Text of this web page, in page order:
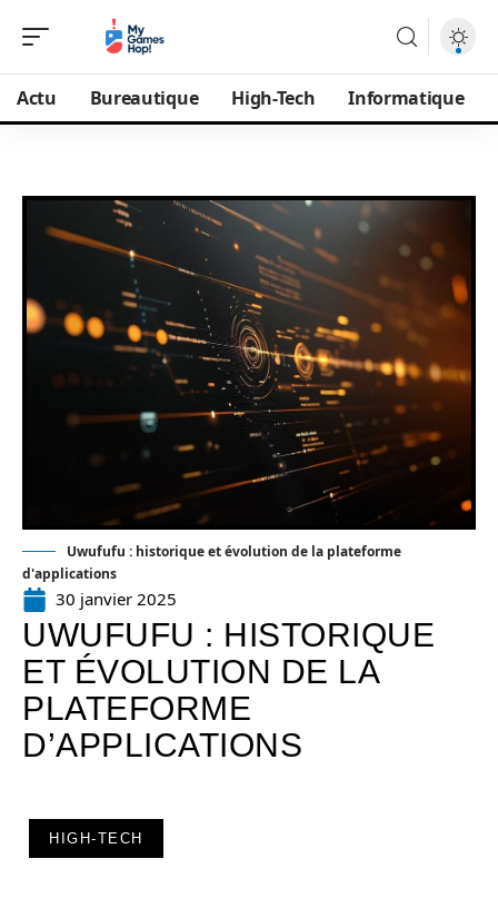
Actu Bureautique High-Tech Informatique
Uwufufu : historique et évolution de la plateforme
d'applications
30 janvier 2025
UWUFUFU : HISTORIQUE
ET ÉVOLUTION DE LA
PLATEFORME
D’APPLICATIONS
HIGH-TECH